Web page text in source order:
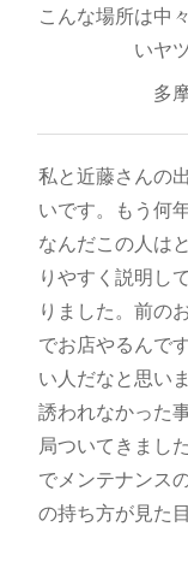
こんな場所は中
いヤ
多
私と近藤さんの
いです。もう何
なんだこの人は
りやすく説明し
りました。前の
でお店やるんで
い人だなと思い
誘われなかった
局ついてきまし
でメンテナンス
の持ち方が見た